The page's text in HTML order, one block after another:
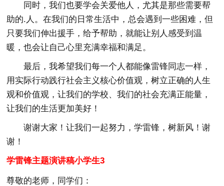
同时，我们也要学会关爱他人，尤其是那些需要帮
助的.人。在我们的日常生活中，总会遇到一些困难，但
只要我们伸出援手，给予帮助，就能让别人感受到温
暖，也会让自己心里充满幸福和满足。
最后，我希望我们每一个人都能像雷锋同志一样，
用实际行动践行社会主义核心价值观，树立正确的人生
观和价值观，让我们的学校、我们的社会充满正能量，
让我们的生活更加美好！
谢谢大家！让我们一起努力，学雷锋，树新风！谢
谢！
学雷锋主题演讲稿小学生3
尊敬的老师，同学们：